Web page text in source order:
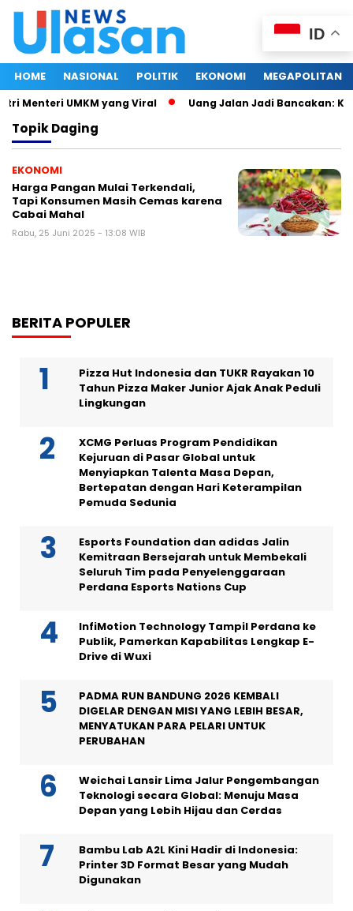
HOME NASIONAL POLITIK EKONOMI MEGAPOLITAN
Menteri UMKM yang Viral Uang Jalan Jadi Bancakan:
TopikDaging
EKONOMI
Harga Pangan Mulai Terkendali,
Tapi Konsumen Masih Cemas karena
Cabai Mahal
Rabu, 25 Juni 2025 - 13:08 WIB
BERITA POPULER
Pizza Hut Indonesia dan TUKR Rayakan 10
Tahun Pizza Maker Junior Ajak Anak Peduli
Lingkungan
XCMG Perluas Program Pendidikan
Kejuruan di Pasar Global untuk
Menyiapkan Talenta Masa Depan,
Bertepatan dengan Hari Keterampilan
Pemuda Sedunia
Esports Foundation dan adidas Jalin
Kemitraan Bersejarah untuk Membekali
Seluruh Tim pada Penyelenggaraan
Perdana Esports Nations Cup
InfiMotion Technology Tampil Perdana ke
Publik, Pamerkan Kapabilitas Lengkap E-
Drive di Wuxi
PADMA RUN BANDUNG 2026 KEMBALI
DIGELAR DENGAN MISI YANG LEBIH BESAR,
MENYATUKAN PARA PELARI UNTUK
PERUBAHAN
Weichai Lansir Lima Jalur Pengembangan
Teknologi secara Global: Menuju Masa
Depan yang Lebih Hijau dan Cerdas
Bambu Lab A2L Kini Hadir di Indonesia:
Printer 3D Format Besar yang Mudah
Digunakan
ID